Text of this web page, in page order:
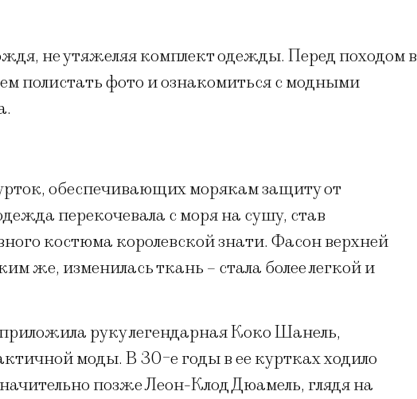
не утяжеляя комплект одежды. Перед походом в
полистать фото и ознакомиться с модными
обеспечивающих морякам защиту от
перекочевала с моря на сушу, став
костюма королевской знати. Фасон верхней
же, изменилась ткань – стала более легкой и
руку легендарная Коко Шанель,
моды. В 30-е годы в ее куртках ходило
позже Леон-Клод Дюамель, глядя на